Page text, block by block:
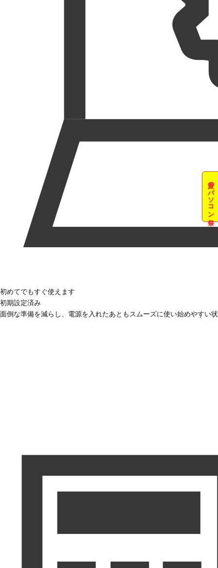
夏のパソコン祭
初めてでもすぐ使えます
初期設定済み
面倒な準備を減らし、電源を入れたあともスムーズに使い始めやすい